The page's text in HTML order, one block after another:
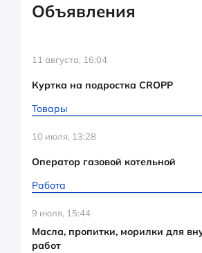
Объявления
11 августа, 16:04
Куртка на подростка CROPP
Товары
10 июля, 13:28
Оператор газовой котельной
Работа
9 июля, 15:44
Масла, пропитки, морилки для
работ